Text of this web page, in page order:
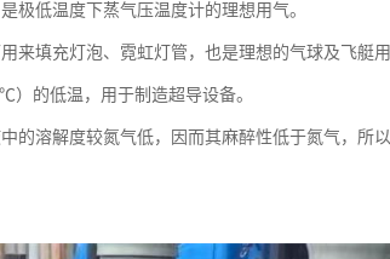
极低温度下蒸气压温度计的理想用气。
来填充灯泡、霓虹灯管，也是理想的气球及飞艇
）的低温，用于制造超导设备。
的溶解度较氮气低，因而其麻醉性低于氮气，所